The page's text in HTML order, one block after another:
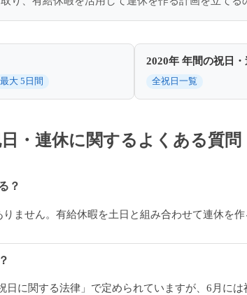
最大 5日間
2020年 年間の祝日
全祝日一覧
・連休に関するよくある質問
？
ません。有給休暇を土日と組み合わせて連休を作
日に関する法律」で定められていますが、6月に